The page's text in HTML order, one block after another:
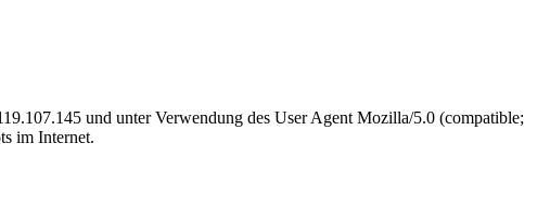
und unter Verwendung des User Agent Mozilla/5.0 (compatible;
im Internet.